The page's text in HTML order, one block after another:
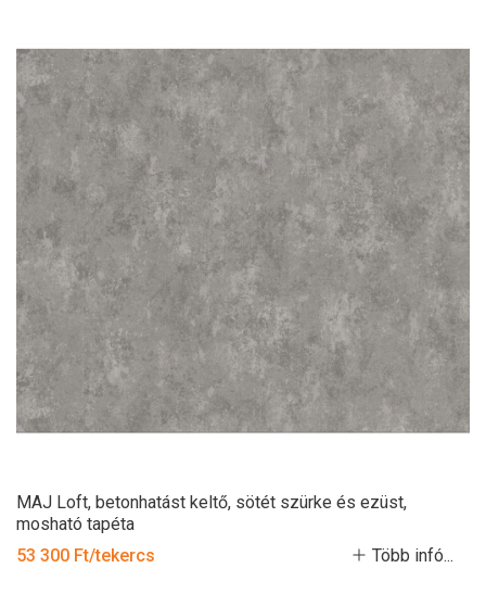
MAJ Loft, betonhatást keltő, sötét szürke és ezüst,
mosható tapéta
53 300 Ft/tekercs
Több infó...